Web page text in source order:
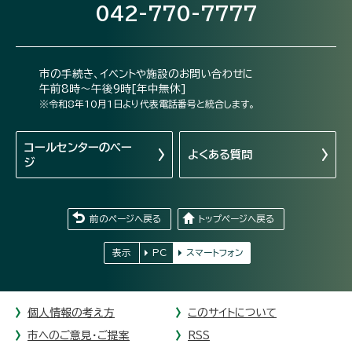
042-770-7777
市の手続き、イベントや施設のお問い合わせに
午前8時～午後9時[年中無休]
※令和8年10月1日より代表電話番号と統合します。
コールセンターのペー
ジ
よくある質問
前のページへ戻る トップページへ戻る
表示 PC スマートフォン
個人情報の考え方 このサイトについて
市へのご意見・ご提案 RSS